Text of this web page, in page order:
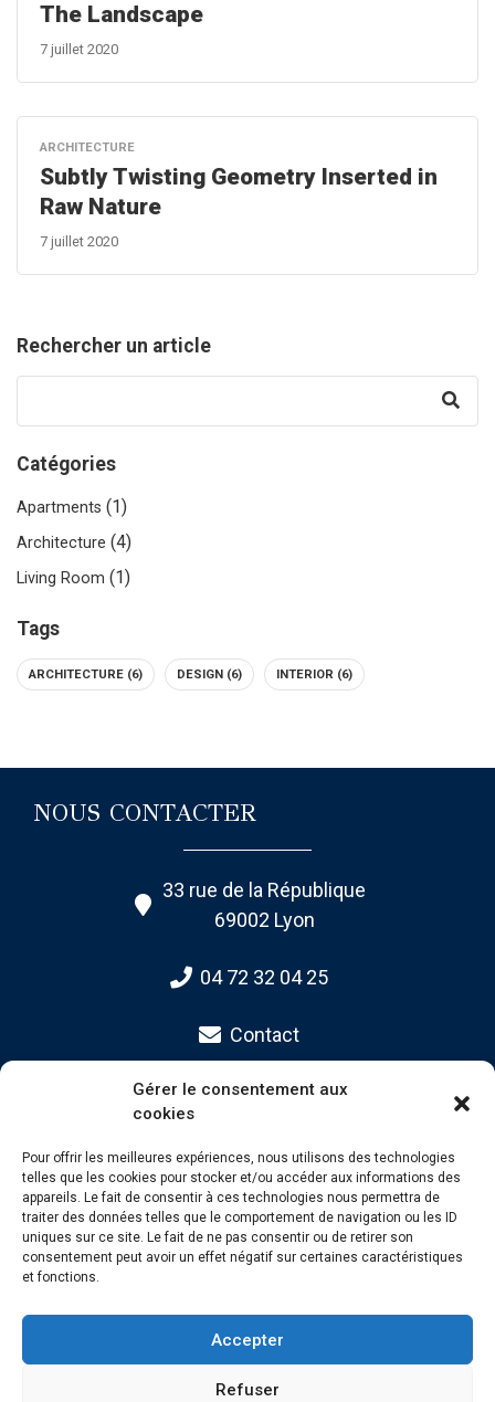
Gérer le consentement aux
cookies
Pour offrir les meilleures expériences, nous utilisons des technologies
telles que les cookies pour stocker et/ou accéder aux informations des
appareils. Le fait de consentir à ces technologies nous permettra de
traiter des données telles que le comportement de navigation ou les ID
uniques sur ce site. Le fait de ne pas consentir ou de retirer son
consentement peut avoir un effet négatif sur certaines caractéristiques
et fonctions.
Accepter
Refuser
The Landscape
7 juillet 2020
ARCHITECTURE
Subtly Twisting Geometry Inserted in
Raw Nature
7 juillet 2020
Rechercher un article
Catégories
Apartments (1)
Architecture (4)
Living Room (1)
Tags
ARCHITECTURE (6) DESIGN (6) INTERIOR (6)
NOUS CONTACTER
33 rue de la République
69002 Lyon
04 72 32 04 25
Contact
PLAN DU SITE